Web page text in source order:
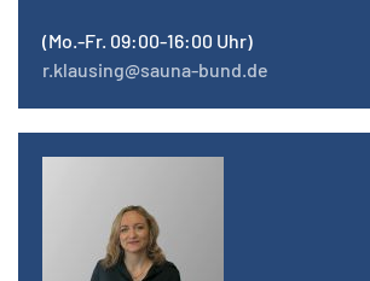
(Mo.-Fr. 09:00-16:00 Uhr)
r.klausing@sauna-bund.de